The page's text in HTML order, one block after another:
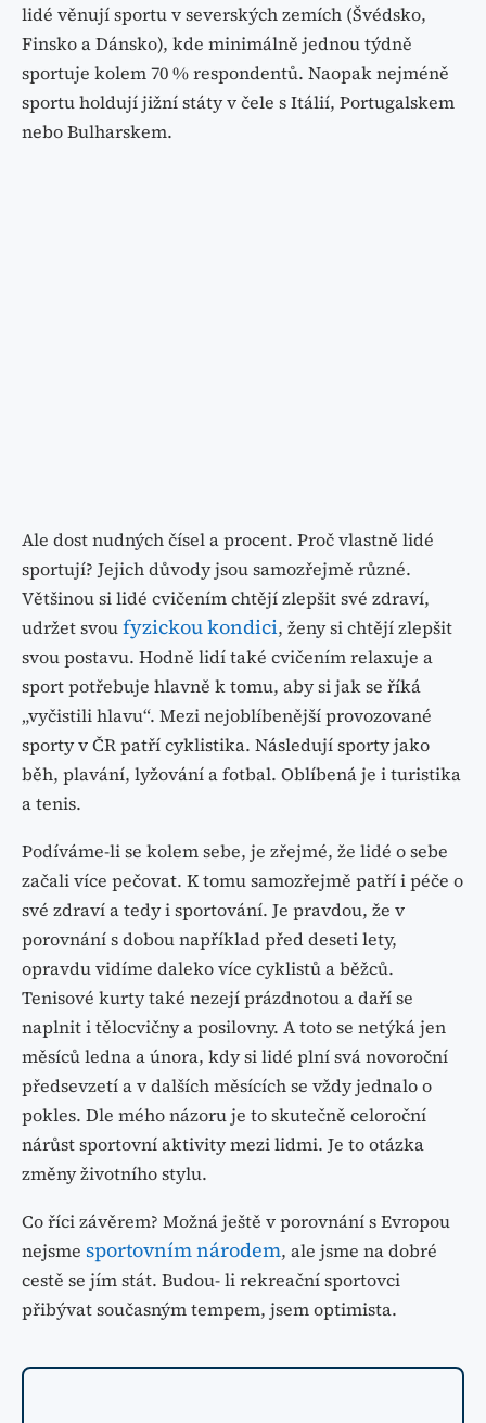
lidé věnují sportu v severských zemích (Švédsko,
Finsko a Dánsko), kde minimálně jednou týdně
sportuje kolem 70 % respondentů. Naopak nejméně
sportu holdují jižní státy v čele s Itálií, Portugalskem
nebo Bulharskem.
Většinou si lidé cvičením chtějí zlepšit své zdraví,
udržet svoufyzickou kondici
, ženy si chtějí zlepšit
svou postavu. Hodně lidí také cvičením relaxuje a
sport potřebuje hlavně k tomu, aby si jak se říká
„vyčistili hlavu“. Mezi nejoblíbenější provozované
sporty v ČR patří cyklistika. Následují sporty jako
běh, plavání, lyžování a fotbal. Oblíbená je i turistika
a tenis.
Podíváme-li se kolem sebe, je zřejmé, že lidé o sebe
začali více pečovat. K tomu samozřejmě patří i péče o
své zdraví a tedy i sportování. Je pravdou, že v
porovnání s dobou například před deseti lety,
opravdu vidíme daleko více cyklistů a běžců.
Tenisové kurty také nezejí prázdnotou a daří se
naplnit i tělocvičny a posilovny. A toto se netýká jen
měsíců ledna a února, kdy si lidé plní svá novoroční
předsevzetí a v dalších měsících se vždy jednalo o
pokles. Dle mého názoru je to skutečně celoroční
nárůst sportovní aktivity mezi lidmi. Je to otázka
změny životního stylu.
Co říci závěrem? Možná ještě v porovnání s Evropou
nejsmesportovním národem
cestě se jím stát. Budou- li rekreační sportovci
přibývat současným tempem, jsem optimista.